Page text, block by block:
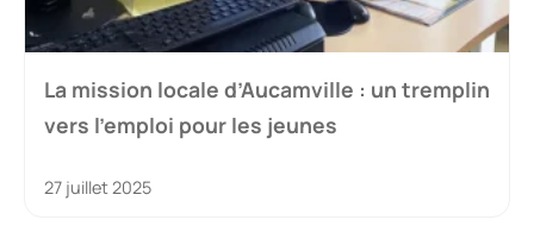
La mission locale d’Aucamville : un tremplin
vers l’emploi pour les jeunes
27 juillet 2025